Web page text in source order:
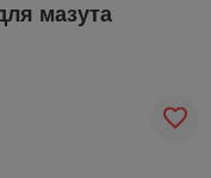
мазута